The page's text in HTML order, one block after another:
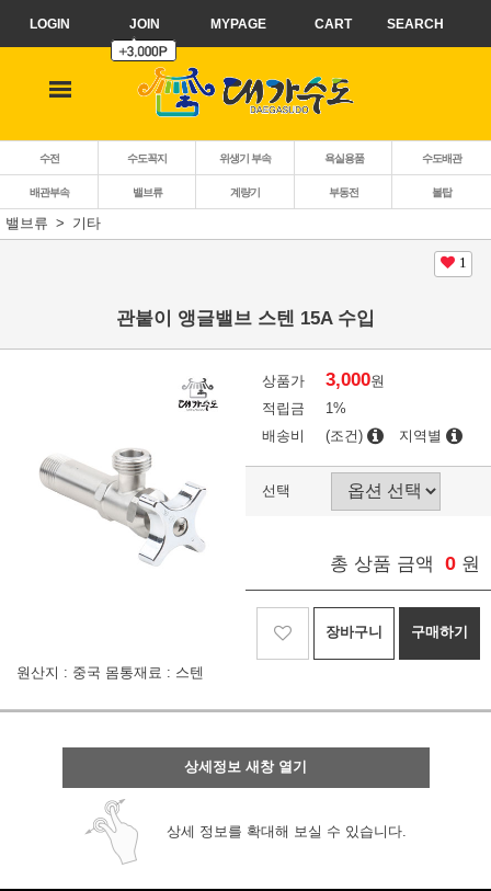
LOGIN JOIN MYPAGE CART SEARCH
수전 수도꼭지 위생기 부속 욕실용품 수도배관
배관부속 밸브류 계량기 부동전
볼탑
밸브류
기타
1
관붙이 앵글밸브 스텐 15A 수입
원산지 : 중국 몸통재료 : 스텐
상품가 3,000원
적립금
1%
배송비
(조건) 지역별
선택
총 상품 금액 0 원
장바구니 구매하기
상세정보 새창 열기
상세 정보를 확대해 보실 수 있습니다.